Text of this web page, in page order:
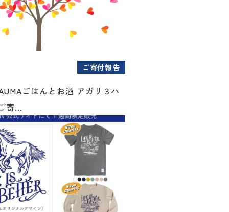
ご寄付報告
ごはんとお酒 アガリ３ハ
寄...